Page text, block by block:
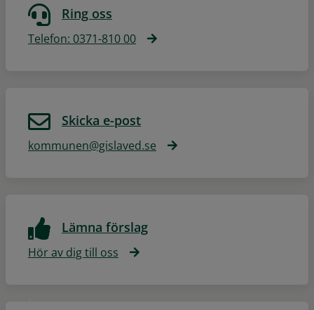
Ring oss
Telefon: 0371-810 00
Skicka e-post
kommunen@gislaved.se
Lämna förslag
Hör av dig till oss